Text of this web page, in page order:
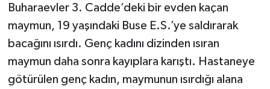
Buharaevler 3. Cadde’deki bir evden kaçan
maymun, 19 yaşındaki Buse E.S.’ye saldırarak
bacağını ısırdı. Genç kadını dizinden ısıran
maymun daha sonra kayıplara karıştı. Hastaneye
götürülen genç kadın, maymunun ısırdığı alana